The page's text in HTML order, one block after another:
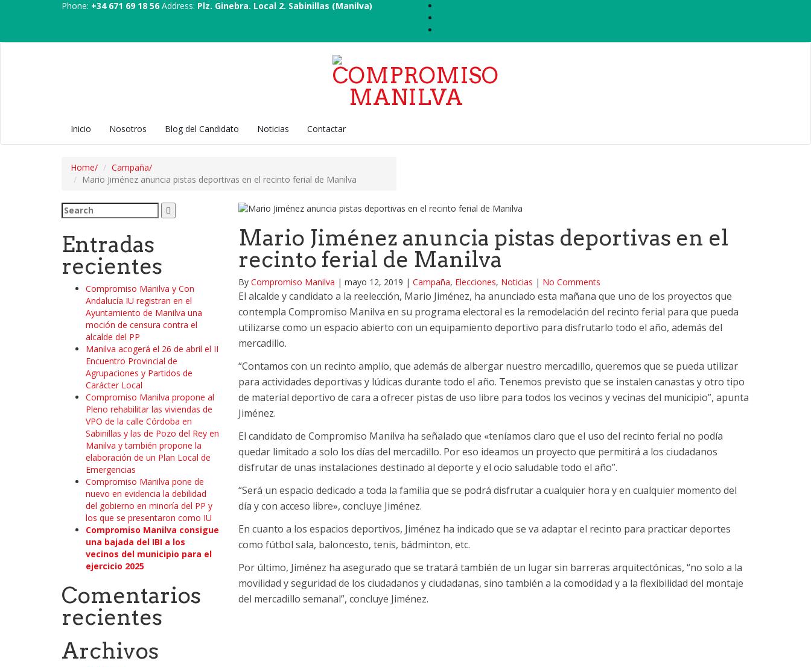
Phone: +34 671 69 18 56 Address: Plz. Ginebra. Local 2. Sabinillas (Manilva)
Inicio Nosotros Blog del Candidato Noticias Contactar
Home
Campaña
Mario Jiménez anuncia pistas deportivas en el recinto ferial de Manilva
Search
for:
Entradas
recientes
Compromiso Manilva y Con
Andalucía IU registran en el
Ayuntamiento de Manilva una
moción de censura contra el
alcalde del PP
Manilva acogerá el 26 de abril el II
Encuentro Provincial de
Agrupaciones y Partidos de
Carácter Local
Compromiso Manilva propone al
Pleno rehabilitar las viviendas de
VPO de la calle Córdoba en
Sabinillas y las de Pozo del Rey en
Manilva y también propone la
elaboración de un Plan Local de
Emergencias
Compromiso Manilva pone de
nuevo en evidencia la debilidad
del gobierno en minoría del PP y
los que se presentaron como IU
Compromiso Manilva consigue
una bajada del IBI a los
vecinos del municipio para el
ejercicio 2025
Comentarios
recientes
Archivos
Mario Jiménez anuncia pistas deportivas en el
recinto ferial de Manilva
By Compromiso Manilva | mayo 12, 2019 | Campaña, Elecciones, Noticias | No Comments
El alcalde y candidato a la reelección, Mario Jiménez, ha anunciado esta mañana que uno de los proyectos que
contempla Compromiso Manilva en su programa electoral es la remodelación del recinto ferial para que pueda
utilizarse como un espacio abierto con un equipamiento deportivo para disfrutarlo todo el año, además del
mercadillo.
“Contamos con un recinto amplio, que además de albergar nuestro mercadillo, queremos que se pueda utilizar
para actividades deportivas y lúdicas durante todo el año. Tenemos previsto que se instalen canastas y otro tipo
de material deportivo de cara a ofrecer pistas de uso libre para todos los vecinos y vecinas del municipio”, apunta
Jiménez.
El candidato de Compromiso Manilva ha señalado que «teníamos claro que el uso del recinto ferial no podía
quedar limitado a solo los días del mercadillo. Por eso ideamos un proyecto que permitirá a los ciudadanos
disfrutar de unas instalaciones destinado al deporte y el ocio saludable todo el año”.
“Será un espacio dedicado a toda la familia que se podrá disfrutar a cualquier hora y en cualquier momento del
día y con acceso libre», concluye Jiménez.
En cuanto a los espacios deportivos, Jiménez ha indicado que se va adaptar el recinto para practicar deportes
como fútbol sala, baloncesto, tenis, bádminton, etc.
Por último, Jiménez ha asegurado que se tratará también de un lugar sin barreras arquitectónicas, “no solo a la
movilidad y seguridad de los ciudadanos y ciudadanas, sino también a la comodidad y a la flexibilidad del montaje
del mercadillo semanal”, concluye Jiménez.